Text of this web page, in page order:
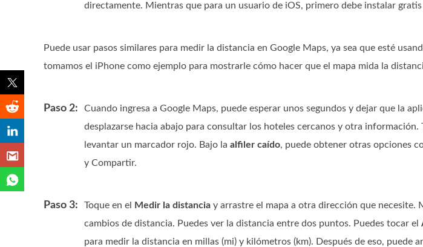
directamente. Mientras que para un usuario de iOS, primero debe instalar
Puede usar pasos similares para medir la distancia en Google Maps, ya sea que esté
tomamos el iPhone como ejemplo para mostrarle cómo hacer que el mapa mida la
Paso 2:
Cuando ingresa a Google Maps, puede esperar unos segundos y dejar que la
desplazarse hacia abajo para consultar los hoteles cercanos y otra información.
levantar un marcador rojo. Bajo la alfiler caído, puede obtener otras opciones
y Compartir.
Paso 3: Toque en el Medir la distancia y arrastre el mapa a otra dirección que necesite.
cambios de distancia. Puedes ver la distancia entre dos puntos. Puedes tocar el
para medir la distancia en millas (mi) y kilómetros (km). Después de eso, puede